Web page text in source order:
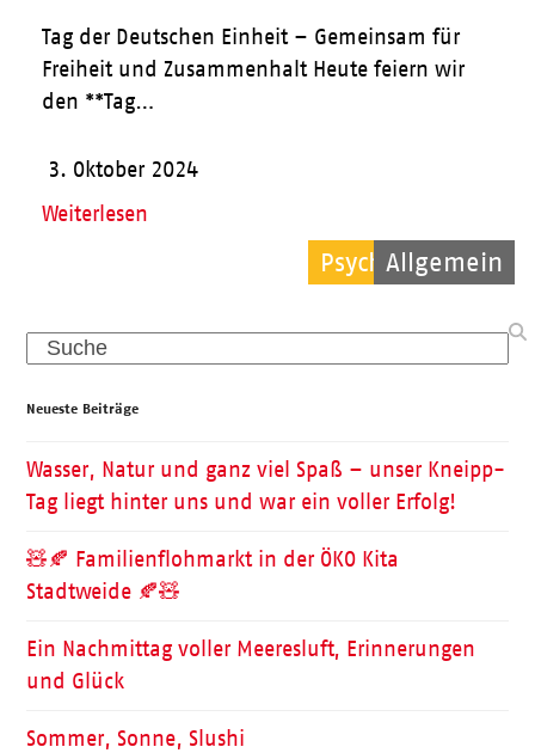
Psychische Hilfe
Pflege
Allgemein
Tag der Deutschen Einheit – Gemeinsam für
Freiheit und Zusammenhalt Heute feiern wir
den **Tag…
3. Oktober 2024
Weiterlesen
Search
Neueste Beiträge
Wasser, Natur und ganz viel Spaß – unser Kneipp-
Tag liegt hinter uns und war ein voller Erfolg!
🧸🍂 Familienflohmarkt in der ÖKO Kita
Stadtweide 🍂🧸
Ein Nachmittag voller Meeresluft, Erinnerungen
und Glück
Sommer, Sonne, Slushi